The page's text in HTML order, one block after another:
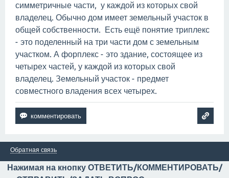
симметричные части, у каждой из которых свой
владелец. Обычно дом имеет земельный участок в
общей собственности. Есть ещё понятие триплекс
- это поделенный на три части дом с земельным
участком. А форплекс - это здание, состоящее из
четырех частей, у каждой из которых свой
владелец. Земельный участок - предмет
совместного владения всех четырех.
Обратная связь
Нажимая на кнопку ОТВЕТИТЬ/КОММЕНТИРОВАТЬ/